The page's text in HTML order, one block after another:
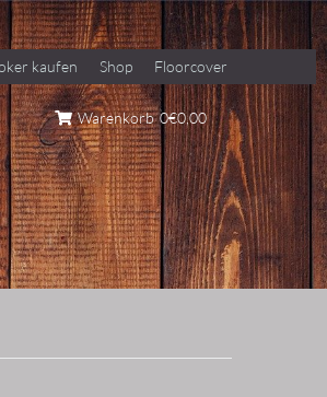
kaufen Shop Floorcover
Warenkorb 0€0,00